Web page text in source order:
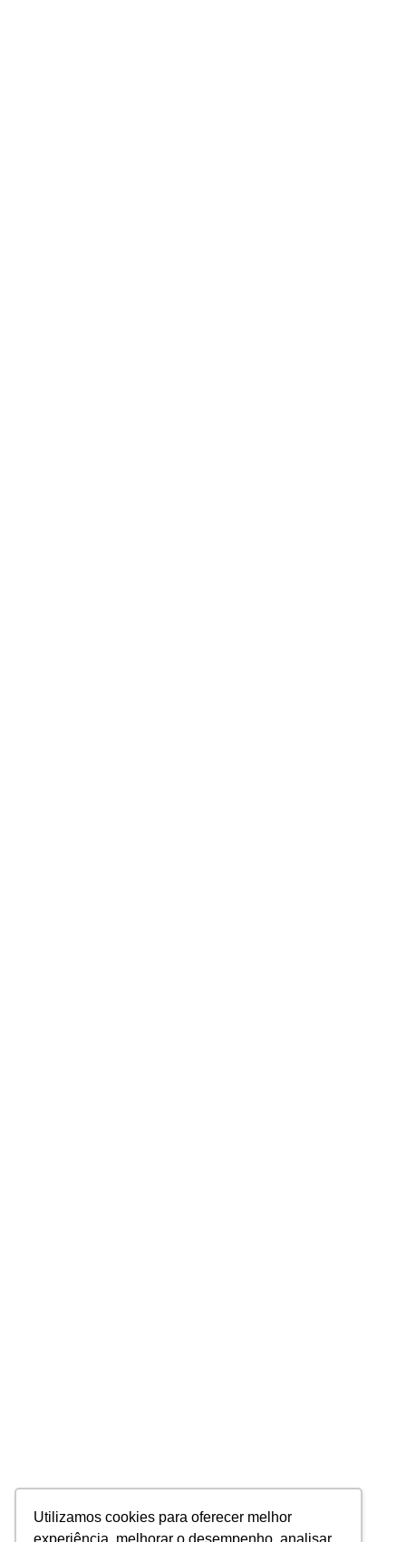
Utilizamos cookies para oferecer melhor
experiência, melhorar o desempenho, analisar